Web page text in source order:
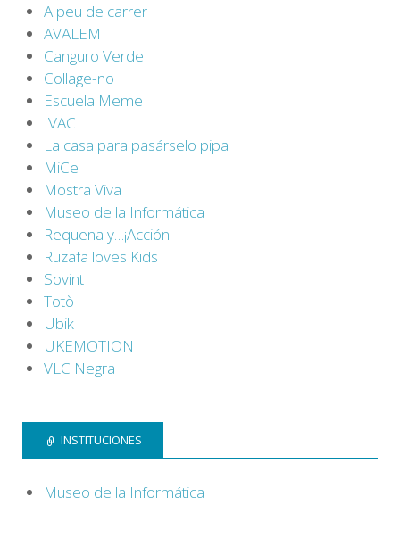
A peu de carrer
AVALEM
Canguro Verde
Collage-no
Escuela Meme
IVAC
La casa para pasárselo pipa
MiCe
Mostra Viva
Museo de la Informática
Requena y…¡Acción!
Ruzafa loves Kids
Sovint
Totò
Ubik
UKEMOTION
VLC Negra
INSTITUCIONES
Museo de la Informática